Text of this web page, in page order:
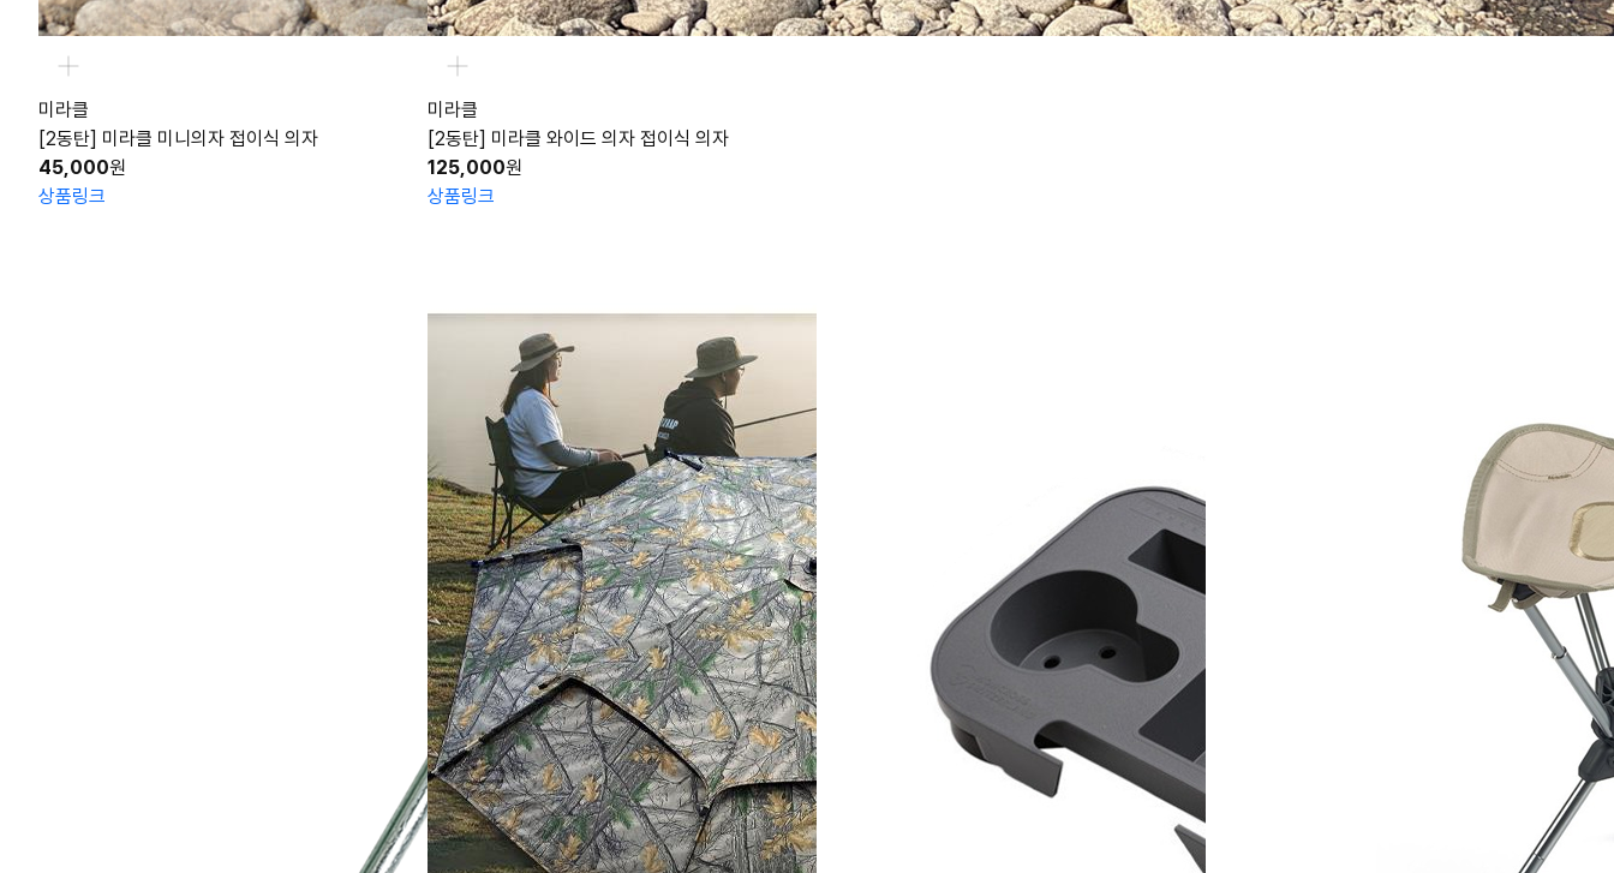
미라클
[2동탄] 미라클 미니의자 접이식 의자
45,000원
상품링크
미라클
[2동탄] 미라클 와이드 의자 접이식 의자
125,000원
상품링크